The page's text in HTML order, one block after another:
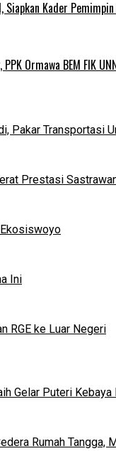
Siapkan Kader
Ormawa BEM FIK
Pakar Transportasi
Prestasi
Ini
RGE ke Luar Negeri
Gelar Puteri
Rumah Tangga,